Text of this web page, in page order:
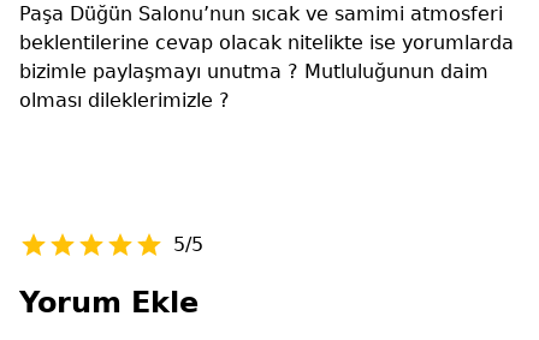
Paşa Düğün Salonu’nun sıcak ve samimi atmosferi
beklentilerine cevap olacak nitelikte ise yorumlarda
bizimle paylaşmayı unutma ? Mutluluğunun daim
olması dileklerimizle ?
5/5
Yorum Ekle